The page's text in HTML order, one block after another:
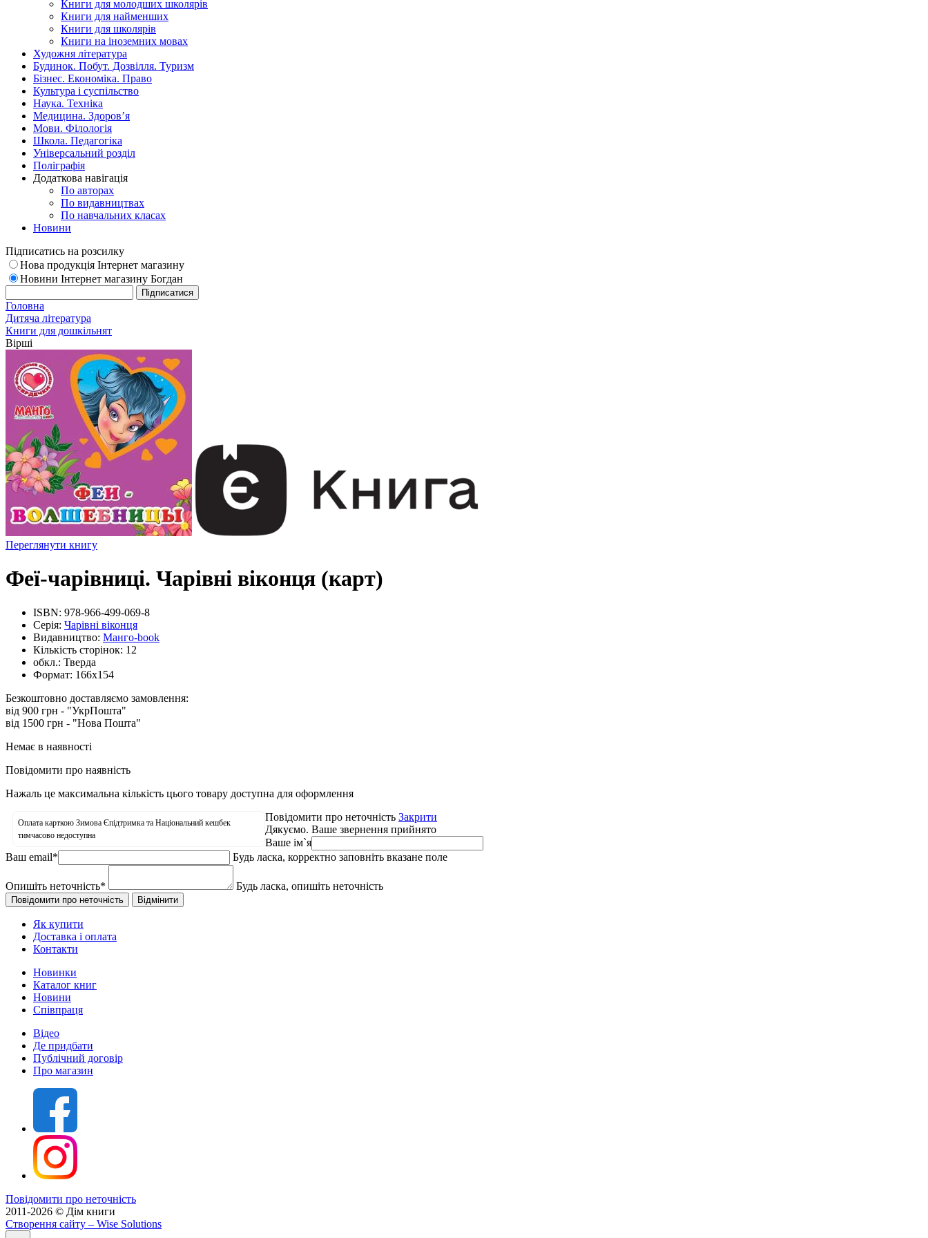
Книги для молодших школярів
Книги для найменших
Книги для школярів
Книги на іноземних мовах
Художня література
Будинок. Побут. Дозвілля. Туризм
Бізнес. Економіка. Право
Культура і суспільство
Наука. Техніка
Медицина. Здоров’я
Мови. Філологія
Школа. Педагогіка
Універсальний розділ
Поліграфія
Додаткова навігація
По авторах
По видавництвах
По навчальних класах
Новини
Підписатись на розсилку
Нова продукція Інтернет магазину
Новини Інтернет магазину Богдан
Головна
Дитяча література
Книги для дошкільнят
Вірші
Переглянути книгу
Феї-чарівниці. Чарівні віконця (карт)
ISBN: 978-966-499-069-8
Серія: Чарівні віконця
Видавництво: Манго-book
Кількість сторінок: 12
обкл.: Тверда
Формат: 166х154
Безкоштовно доставляємо замовлення:
від 900 грн - "УкрПошта"
від 1500 грн - "Нова Пошта"
Немає в наявності
Повідомити про наявність
Нажаль це максимальна кількість цього товару доступна для оформлення
Оплата карткою Зимова Єпідтримка та Національний кешбек
тимчасово недоступна
Повідомити про неточність Закрити
Дякуємо. Ваше звернення прийнято
Ваше ім`я
Ваш email* Будь ласка, корректно заповніть вказане поле
Опишіть неточність* Будь ласка, опишіть неточність
Як купити
Доставка і оплата
Контакти
Новинки
Каталог книг
Новини
Співпраця
Відео
Де придбати
Публічний договір
Про магазин
Повідомити про неточність
2011-2026 © Дім книги
Створення сайту – Wise Solutions